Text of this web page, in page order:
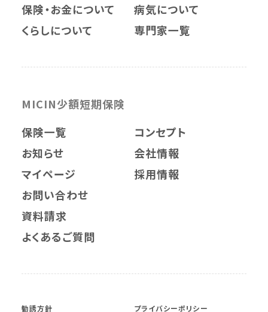
保険・お金について
病気について
くらしについて
専門家一覧
MICIN少額短期保険
保険一覧
お知らせ
マイページ
コンセプト
会社情報
採用情報
お問い合わせ
資料請求
よくあるご質問
勧誘方針 プライバシーポリシー